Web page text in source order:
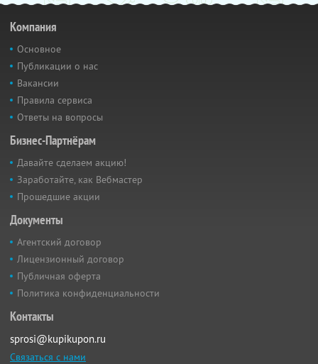
Компания
Основное
Публикации о нас
Вакансии
Правила сервиса
Ответы на вопросы
Бизнес-Партнёрам
Давайте сделаем акцию!
Заработайте, как Вебмастер
Прошедшие акции
Документы
Агентский договор
Лицензионный договор
Публичная оферта
Политика конфиденциальности
Контакты
sprosi@kupikupon.ru
Связаться с нами